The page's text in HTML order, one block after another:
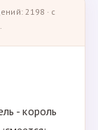
2198 · с
- король